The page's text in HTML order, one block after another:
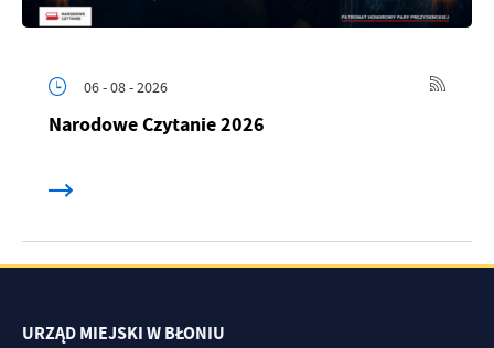
06 - 08 - 2026
Narodowe Czytanie 2026
URZĄD MIEJSKI W BŁONIU